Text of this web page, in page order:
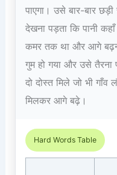
पाएगा। उसे बार-बार
देखना पड़ता कि पानी
कमर तक था और आगे बढ़ना
गुम हो गया और उसे
दो दोस्त मिले जो भी
मिलकर आगे बढ़े।
Hard Words Table